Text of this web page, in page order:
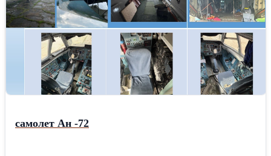
самолет Ан -72